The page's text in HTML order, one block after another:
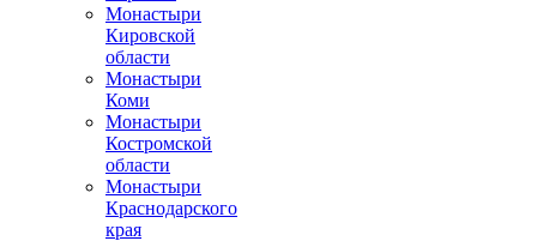
Монастыри
Кировской
области
Монастыри
Коми
Монастыри
Костромской
области
Монастыри
Краснодарского
края